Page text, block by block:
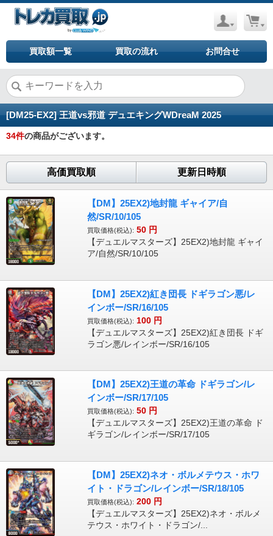
買取額一覧 買取の流れ お問合せ
[DM25-EX2] 王道vs邪道 デュエキングWDreaM 2025
34件の商品がございます。
高価買取順 更新日時順
【DM】25EX2)地封龍 ギャイア/自
然/SR/10/105
買取価格(税込): 50 円
【デュエルマスターズ】25EX2)地封龍 ギャイ
ア/自然/SR/10/105
【DM】25EX2)紅き団長 ドギラゴン悪/レ
インボー/SR/16/105
買取価格(税込): 100 円
【デュエルマスターズ】25EX2)紅き団長 ドギ
ラゴン悪/レインボー/SR/16/105
【DM】25EX2)王道の革命 ドギラゴン/レ
インボー/SR/17/105
買取価格(税込): 50 円
【デュエルマスターズ】25EX2)王道の革命 ド
ギラゴン/レインボー/SR/17/105
【DM】25EX2)ネオ・ボルメテウス・ホワ
イト・ドラゴン/レインボー/SR/18/105
買取価格(税込): 200 円
【デュエルマスターズ】25EX2)ネオ・ボルメ
テウス・ホワイト・ドラゴン/...